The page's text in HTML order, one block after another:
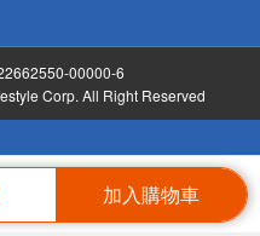
加入購物車
00000-6
Corp. All Right Reserved